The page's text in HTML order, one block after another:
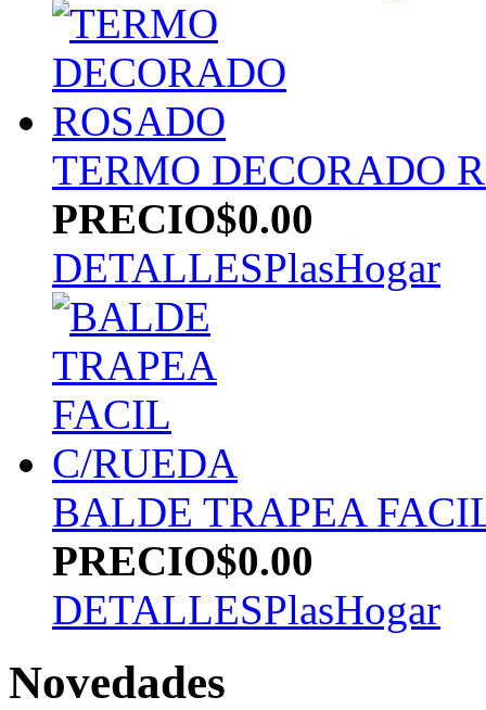
TERMO DECORADO
PRECIO$0.00
DETALLESPlasHogar
BALDE TRAPEA
PRECIO$0.00
DETALLESPlasHogar
Novedades